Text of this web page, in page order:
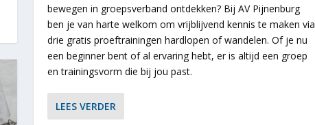
BLAUW
AV PIJNENBURG VIA...
bewegen in groepsverband ontdekken? Bij AV Pijnenburg
ben je van harte welkom om vrijblijvend kennis te maken via
drie gratis proeftrainingen hardlopen of wandelen. Of je nu
een beginner bent of al ervaring hebt, er is altijd een groep
en trainingsvorm die bij jou past.
LEES VERDER